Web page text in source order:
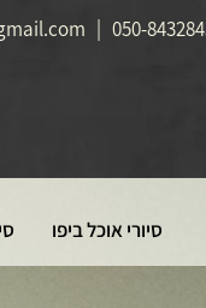
050-
סיורי אוכל ביפו